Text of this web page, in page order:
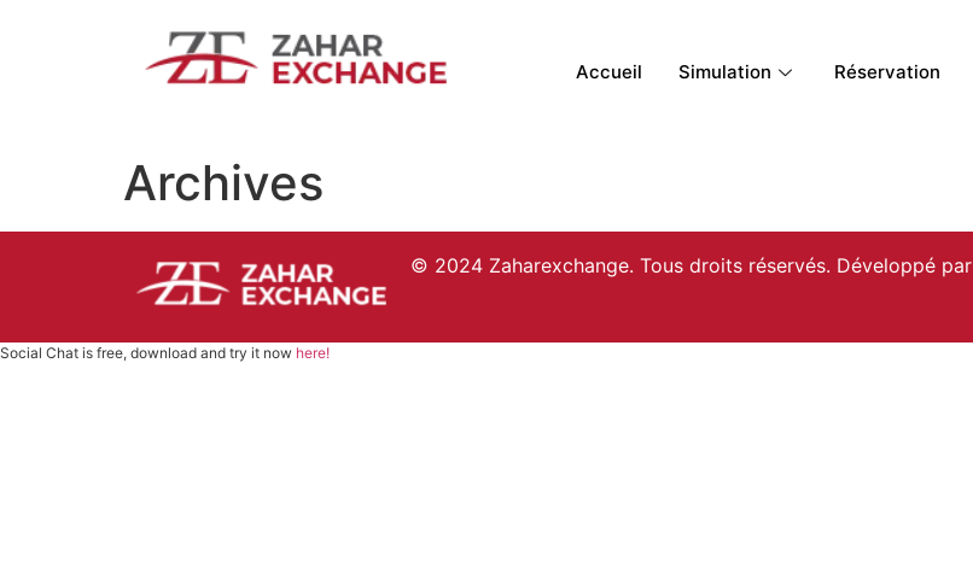
Accueil Simulation Réservation
Archives
© 2024 Zaharexchange. Tous droits réservés. Développé par
Social Chat is free, download and try it now here!